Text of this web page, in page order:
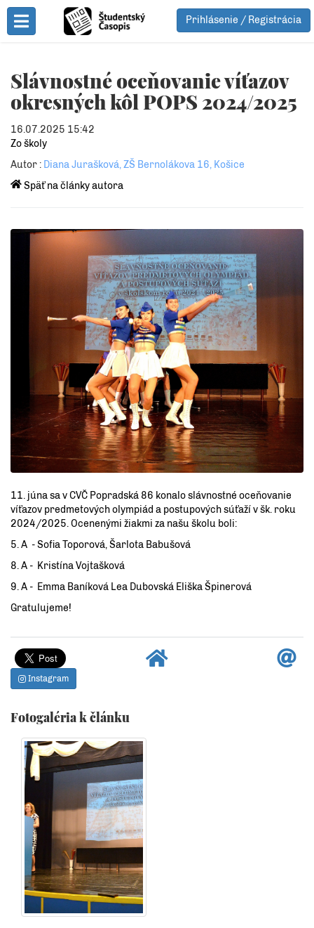
Toggle Menu
Prihlásenie / Registrácia
Slávnostné oceňovanie víťazov
okresných kôl POPS 2024/2025
16.07.2025 15:42
Zo školy
Autor : Diana Jurašková, ZŠ Bernolákova 16, Košice
Späť na články autora
11. júna sa v CVČ Popradská 86 konalo slávnostné oceňovanie
víťazov predmetových olympiád a postupových súťaží v šk. roku
2024/2025. Ocenenými žiakmi za našu školu boli:
5. A - Sofia Toporová, Šarlota Babušová
8. A - Kristína Vojtašková
9. A - Emma Baníková Lea Dubovská Eliška Špinerová
Gratulujeme!
Instagram
Fotogaléria k článku